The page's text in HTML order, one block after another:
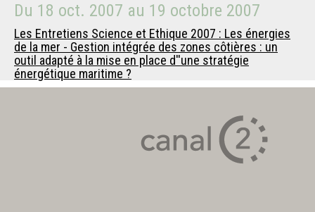
Du 18 oct. 2007 au 19 octobre 2007
Les Entretiens Science et Ethique 2007 : Les énergies
de la mer - Gestion intégrée des zones côtières : un
outil adapté à la mise en place d''une stratégie
énergétique maritime ?